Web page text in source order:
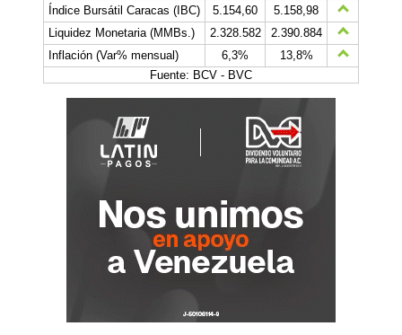
Índice Bursátil Caracas (IBC)
5.154,60
5.158,98
Liquidez Monetaria (MMBs.)
2.328.582
2.390.884
Inflación (Var% mensual)
6,3%
13,8%
Fuente: BCV - BVC